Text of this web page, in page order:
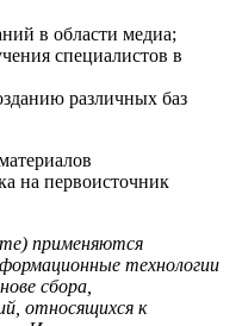
в области медиа;
специалистов в
различных баз
на первоисточник
применяются
технологии
сбора,
относящихся к